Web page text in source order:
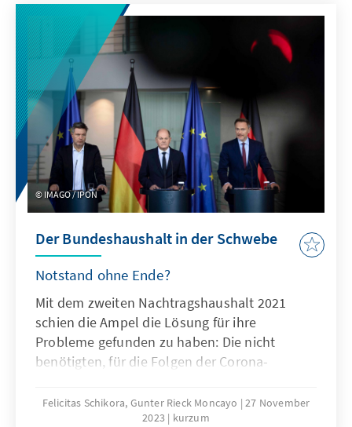
einzugreifen, steigt ­hierzulande. Das ist
durchaus richtig, solange wir zwei Dinge
begreifen: Mehr hilft auch hier nicht
zwangsläufig mehr. ­Und ohne eigene
Wettbewerbsfähigkeit helfen die besten De-
Risking-­Instrumente wenig.
IMAGO / IPON
Der Bundeshaushalt in der Schwebe
Notstand ohne Ende?
Mit dem zweiten Nachtragshaushalt 2021
schien die Ampel die Lösung für ihre
Probleme gefunden zu haben: Die nicht
benötigten, für die Folgen der Corona-
60 Mrd. Euro wurden in den „Klima- und
Transformationsfonds“ (KTF) überführt. Mit
Felicitas Schikora, Gunter Rieck Moncayo
27 November
2023
kurzum